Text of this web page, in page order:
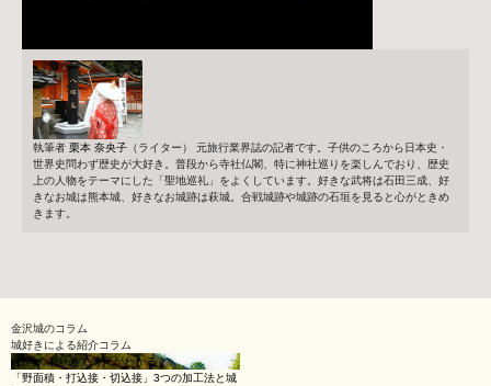
執筆者 栗本 奈央子 （ライター）
元旅行業界誌の記者です。子供のころから日本史・
世界史問わず歴史が大好き。普段から寺社仏閣、特に神社巡りを楽しんでおり、歴史
上の人物をテーマにした「聖地巡礼」をよくしています。好きな武将は石田三成、好
きなお城は熊本城、好きなお城跡は萩城。合戦城跡や城跡の石垣を見ると心がときめ
きます。
金沢城のコラム
城好きによる紹介コラム
石垣の削り方で時代がわかる
「野面積・打込接・切込接」3つの加工法と城